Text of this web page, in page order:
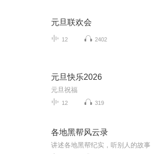
元旦联欢会
12 2402
元旦快乐2026
元旦祝福
12 319
各地黑帮风云录
讲述各地黑帮纪实，听别人的故事